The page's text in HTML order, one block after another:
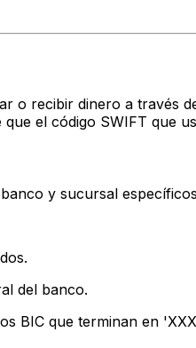
o recibir dinero a través
el código SWIFT que
y sucursal
del banco.
BIC que terminan en